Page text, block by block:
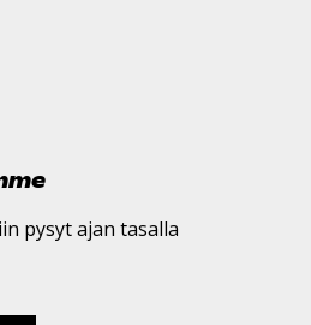
pysyt ajan tasalla